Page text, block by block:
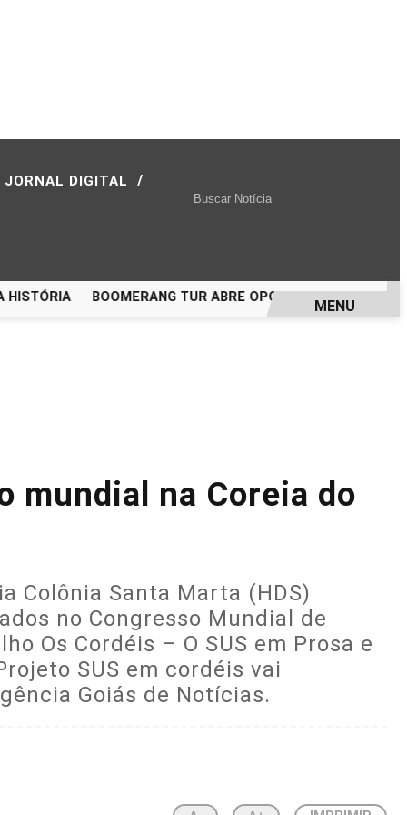
JORNAL DIGITAL /
BOOMERANG TUR ABRE OPORTUNIDADE PARA
MENU
mundial na Coreia do
Colônia Santa Marta (HDS)
no Congresso Mundial de
Os Cordéis – O SUS em Prosa e
SUS em cordéis vai
Goiás de Notícias.